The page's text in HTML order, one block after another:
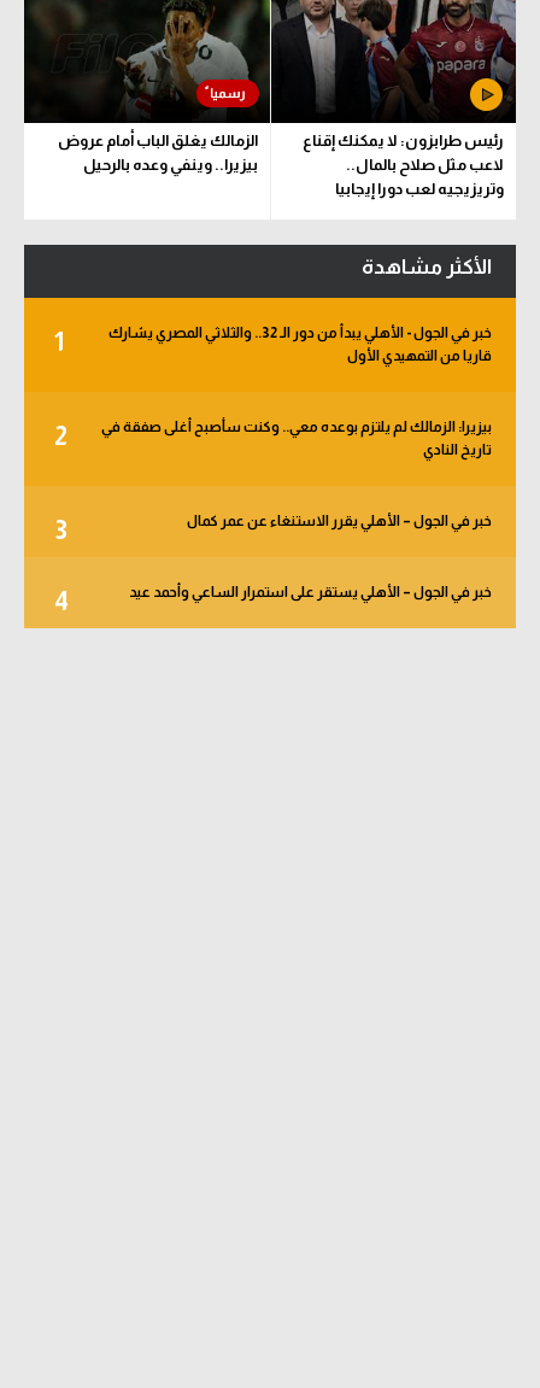
رئيس طرابزون: لا يمكنك إقناع
لاعب مثل صلاح بالمال..
وتريزيجيه لعب دورا إيجابيا
الزمالك يغلق الباب أمام عروض
بيزيرا.. وينفي وعده بالرحيل
الأكثر مشاهدة
1
خبر في الجول - الأهلي يبدأ من دور الـ 32.. والثلاثي المصري يشارك
قاريا من التمهيدي الأول
2
بيزيرا: الزمالك لم يلتزم بوعده معي.. وكنت سأصبح أغلى صفقة في
تاريخ النادي
3 خبر في الجول – الأهلي يقرر الاستنغاء عن عمر كمال
4 خبر في الجول – الأهلي يستقر على استمرار الساعي وأحمد عيد